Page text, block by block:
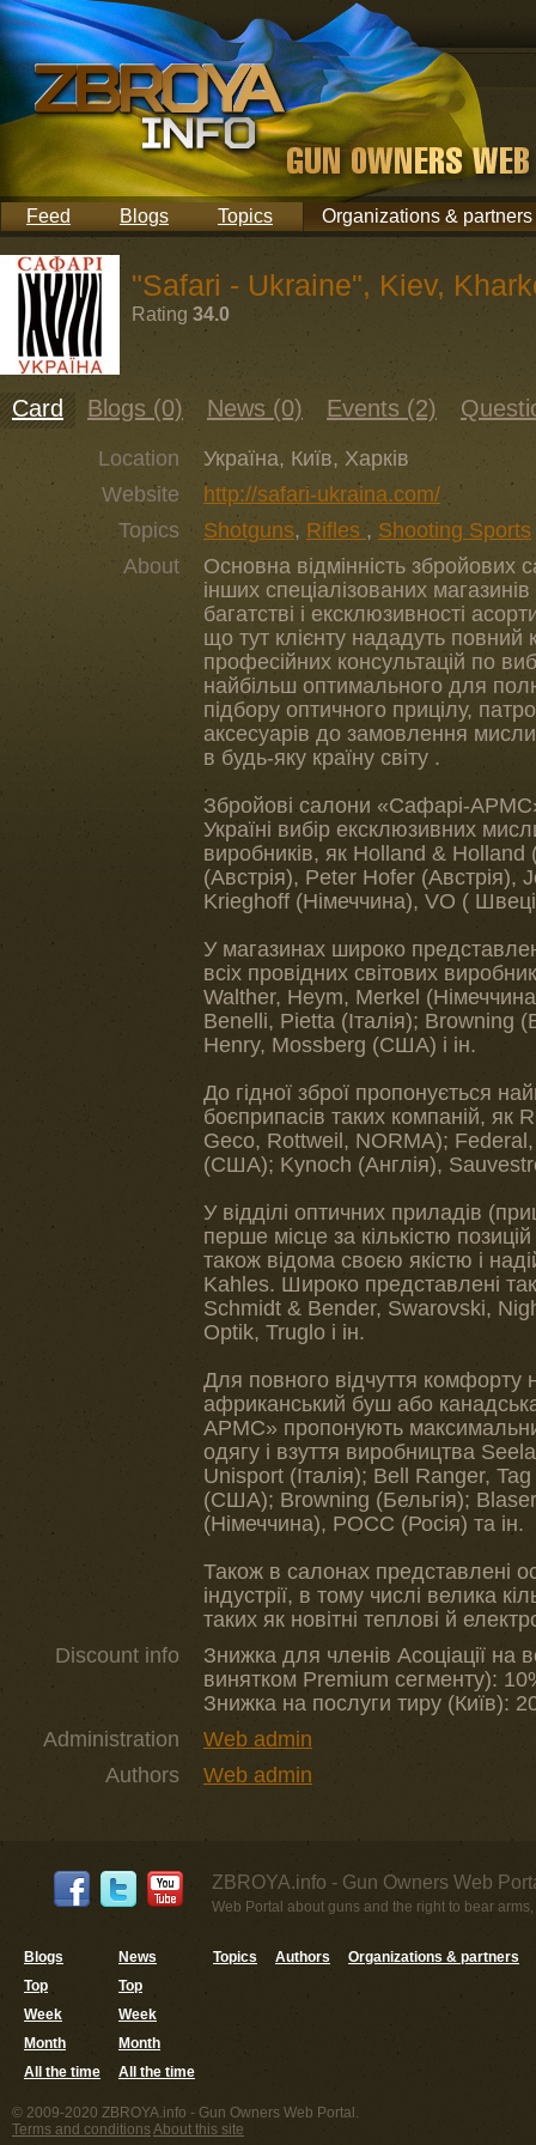
Feed Blogs Topics Organizations & partners
"Safari - Ukraine", Kiev,
Rating 34.0
Card Blogs (0) News (0) Events (2)
Location
Україна, Київ, Харків
Website
http://safari-ukraina.com/
Topics
Shotguns, Rifles, Shooting Sports
About
Основна відмінність
інших спеціалізованих
багатстві і ексклюзивності
що тут клієнту нададуть повний
професійних консультацій по
найбільш оптимального для
підбору оптичного прицілу,
аксесуарів до замовлення
в будь-яку країну світу .
Збройові салони «Сафарі-
Україні вибір ексклюзивних
виробників, як Holland &
(Австрія), Peter Hofer (Австрія),
Krieghoff (Німеччина), VO (
У магазинах широко
всіх провідних світових
Walther, Heym, Merkel
Benelli, Pietta (Італія); Browning
Henry, Mossberg (США) і ін.
До гідної зброї пропонується
боєприпасів таких компаній, як
Geco, Rottweil, NORMA);
(США); Kynoch (Англія),
У відділі оптичних приладів
перше місце за кількістю
також відома своєю якістю і
Kahles. Широко представлені
Schmidt & Bender, Swarovski,
Optik, Truglo і ін.
Для повного відчуття комфорту
африканський буш або
АРМС» пропонують
одягу і взуття виробництва
Unisport (Італія); Bell Ranger,
(США); Browning (Бельгія);
(Німеччина), РОСС (Росія) та ін.
Також в салонах представлені
індустрії, в тому числі велика
таких як новітні теплові й
Discount info
Знижка для членів Асоціації на
винятком Premium сегменту):
Знижка на послуги тиру (Київ):
Administration
Web admin
Authors
Web admin
ZBROYA.info - Gun Owners Web
Web Portal about guns and the right to bear
Blogs
Top
Week
Month
All the time
News
Top
Week
Month
All the time
Topics Authors Organizations & partners
© 2009-2020 ZBROYA.info - Gun Owners Web Portal.
Terms and conditionsAbout this site